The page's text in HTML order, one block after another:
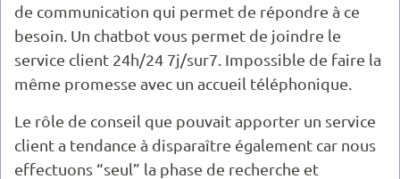
de communication qui permet de répondre à ce
besoin. Un chatbot vous permet de joindre le
service client 24h/24 7j/sur7. Impossible de faire la
même promesse avec un accueil téléphonique.
Le rôle de conseil que pouvait apporter un service
client a tendance à disparaître également car nous
effectuons “seul” la phase de recherche et